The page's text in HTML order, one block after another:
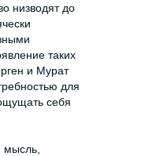
низводят до
таких
и Мурат
для
себя
мысль,